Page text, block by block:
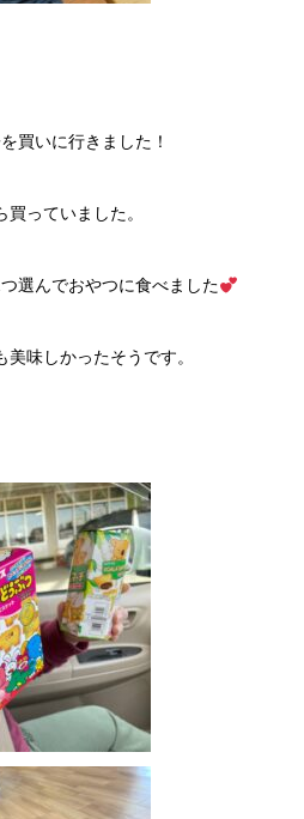
買いに行きました！
っていました。
選んでおやつに食べました
味しかったそうです。